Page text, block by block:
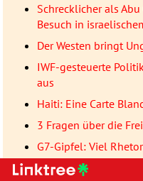
Schrecklicher als
Besuch in
Der Westen bringt
IWF-gesteuerte
aus
Haiti: Eine Carte
3 Fragen über die
G7-Gipfel: Viel
Kollabierendes